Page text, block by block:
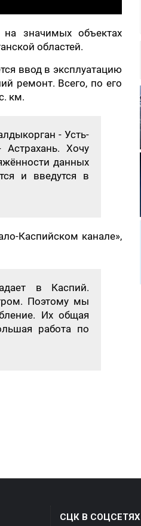
значимых объектах
областей.
ввод в эксплуатацию
ремонт. Всего, по его
км.
- Усть-
Хочу
данных
и введутся в
Каспийском канале»,
в Каспий.
Поэтому мы
Их общая
работа по
СЦК В СОЦСЕТЯХ